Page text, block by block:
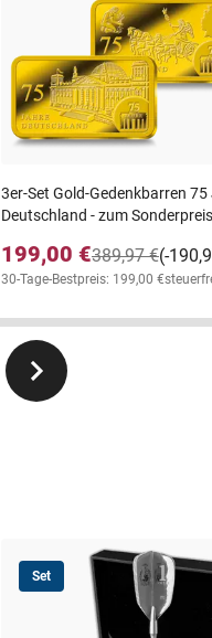
3er-Set Gold-Gedenkbarren
Deutschland - zum
199,00 € (-
389,97 €
30-Tage-Bestpreis: 199,00 €
Set